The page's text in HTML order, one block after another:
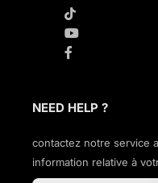
NEED HELP ?
contactez notre service
information relative à